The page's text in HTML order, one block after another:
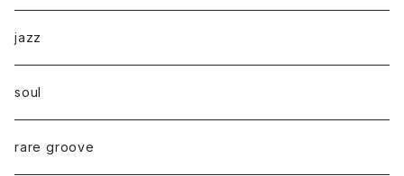
jazz
soul
rare groove